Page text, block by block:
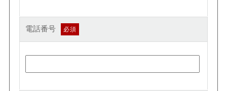
電話番号